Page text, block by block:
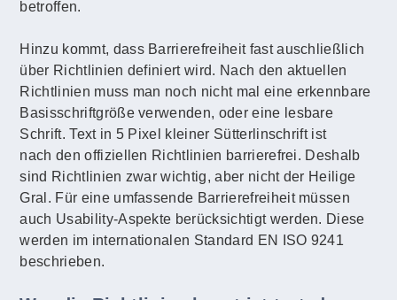
betroffen.
Hinzu kommt, dass Barrierefreiheit fast auschließlich
über Richtlinien definiert wird. Nach den aktuellen
Richtlinien muss man noch nicht mal eine erkennbare
Basisschriftgröße verwenden, oder eine lesbare
Schrift. Text in 5 Pixel kleiner Sütterlinschrift ist
nach den offiziellen Richtlinien barrierefrei. Deshalb
sind Richtlinien zwar wichtig, aber nicht der Heilige
Gral. Für eine umfassende Barrierefreiheit müssen
auch Usability-Aspekte berücksichtigt werden. Diese
werden im internationalen Standard EN ISO 9241
beschrieben.